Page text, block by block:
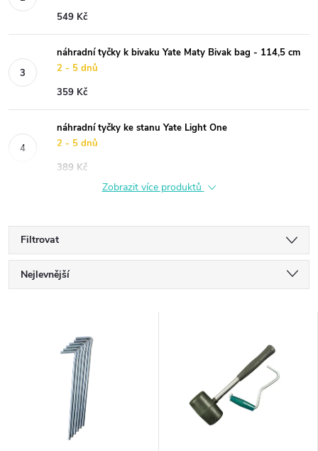
549 Kč
náhradní tyčky k bivaku Yate Maty Bivak bag - 114,5 cm
2 - 5 dnů
359 Kč
náhradní tyčky ke stanu Yate Light One
2 - 5 dnů
389 Kč
Zobrazit více produktů
Filtrovat
Ř
Nejlevnější